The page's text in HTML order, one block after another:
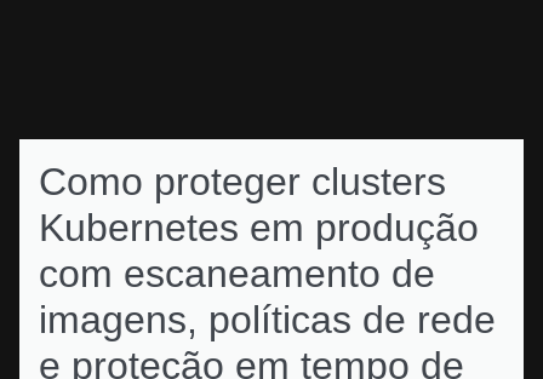
Como proteger clusters
Kubernetes em produção
com escaneamento de
imagens, políticas de rede
e proteção em tempo de